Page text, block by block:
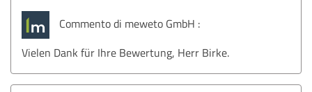
Commento di meweto GmbH :
Vielen Dank für Ihre Bewertung, Herr Birke.